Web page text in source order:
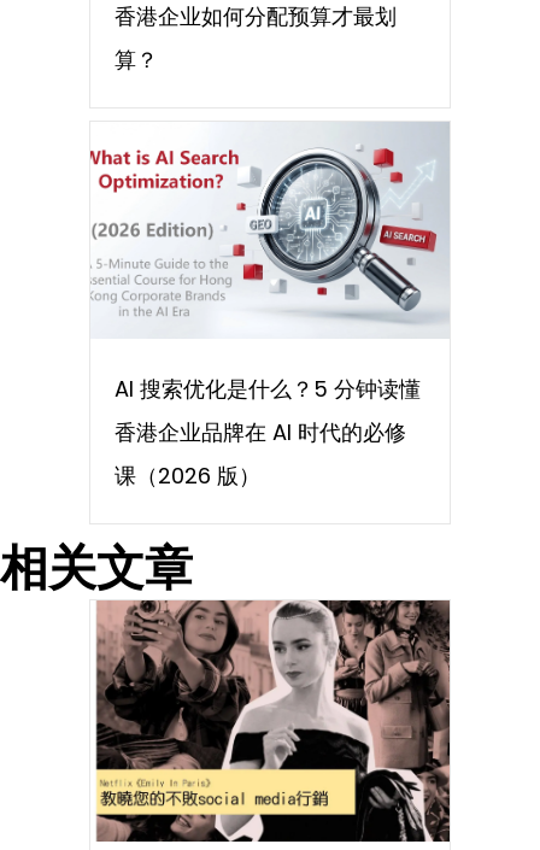
香港企业如何分配预算才最划
算？
AI 搜索优化是什么？5 分钟读懂
香港企业品牌在 AI 时代的必修
课（2026 版）
相关文章